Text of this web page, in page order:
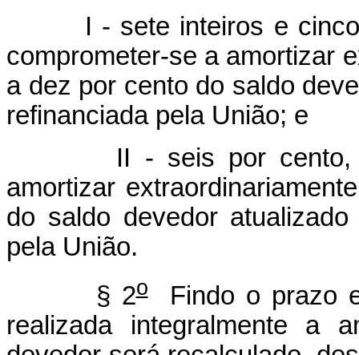
I - sete inteiros e
comprometer-se a amortizar
a dez por cento do saldo
refinanciada pela União; e
II - seis por cento,
amortizar
do saldo devedor
pela União.
§ 2oFindo o prazo
realizada integralmente a